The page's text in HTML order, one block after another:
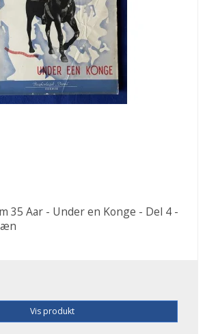
35 Aar - Under en Konge - Del 4 -
Vis produkt